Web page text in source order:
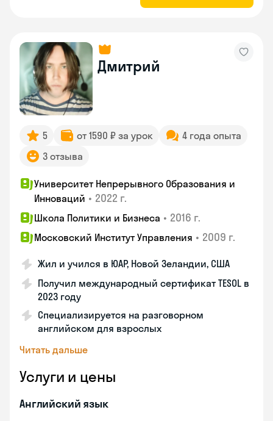
Дмитрий
5 от 1590 ₽ за урок
4 года опыта
3 отзыва
Университет Непрерывного Образования и
Инноваций • 2022 г.
Школа Политики и Бизнеса • 2016 г.
Московский Институт Управления • 2009 г.
Жил и учился в ЮАР, Новой Зеландии, США
Получил международный сертификат TESOL в
2023 году
Специализируется на разговорном
английском для взрослых
Читать дальше
Услуги и цены
Английский язык